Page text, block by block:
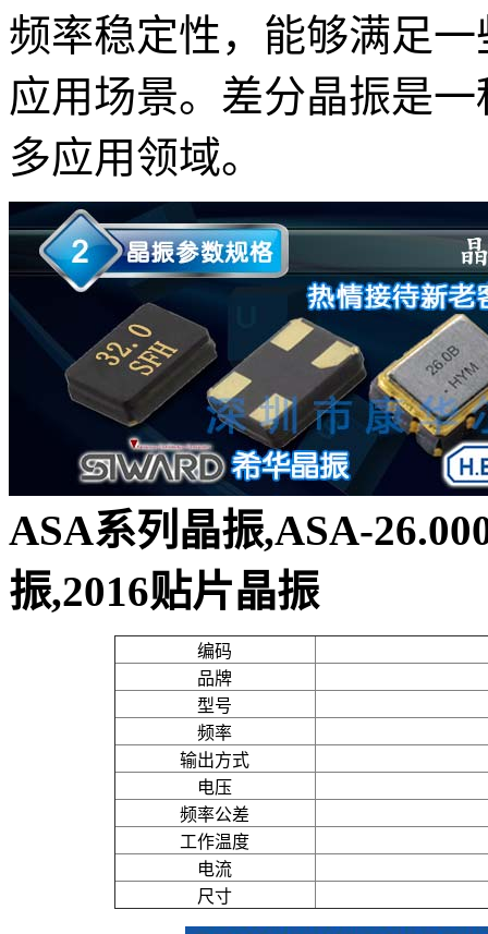
频率稳定性，能够满足
应用场景。差分晶振是
多应用领域。
ASA系列晶振,ASA-
振,2016贴片晶振
编码
品牌
型号
频率
输出方式
电压
频率公差
工作温度
电流
尺寸